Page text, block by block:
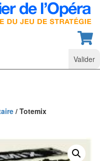
/ Totemix